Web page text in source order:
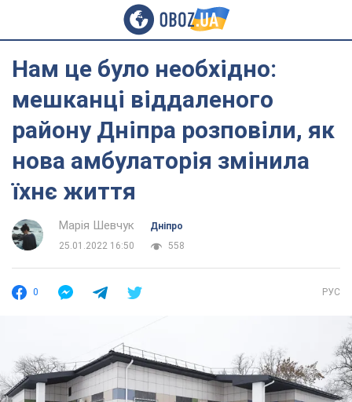
Нам це було необхідно:
мешканці віддаленого
району Дніпра розповіли, як
нова амбулаторія змінила
їхнє життя
Марія Шевчук
Дніпро
25.01.2022 16:50
558
0 РУС